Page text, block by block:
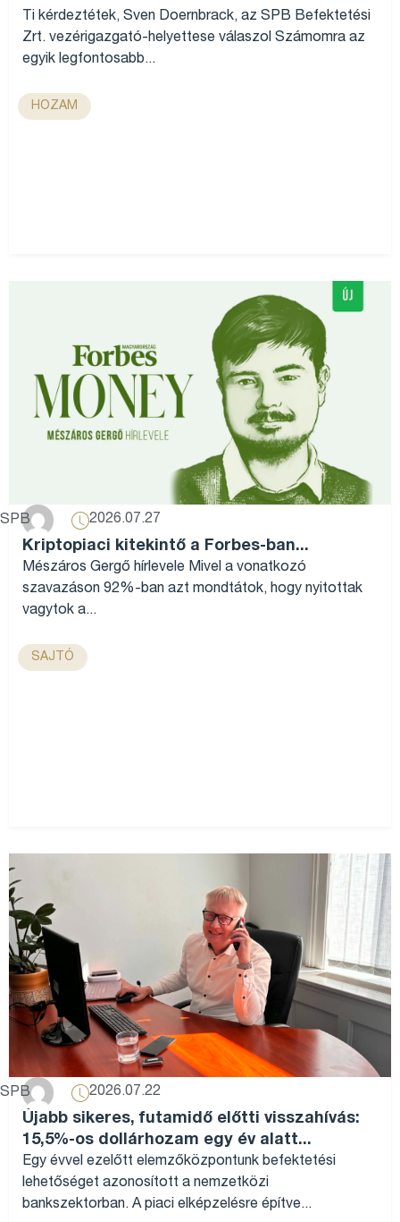
Ti kérdeztétek, Sven Doernbrack, az SPB Befektetési
Zrt. vezérigazgató-helyettese válaszol Számomra az
egyik legfontosabb...
HOZAM
SPB 2026.07.27
Kriptopiaci kitekintő a Forbes-ban...
Mészáros Gergő hírlevele Mivel a vonatkozó
szavazáson 92%-ban azt mondtátok, hogy nyitottak
vagytok a...
SAJTÓ
SPB 2026.07.22
Újabb sikeres, futamidő előtti visszahívás:
15,5%-os dollárhozam egy év alatt...
Egy évvel ezelőtt elemzőközpontunk befektetési
lehetőséget azonosított a nemzetközi
bankszektorban. A piaci elképzelésre építve...